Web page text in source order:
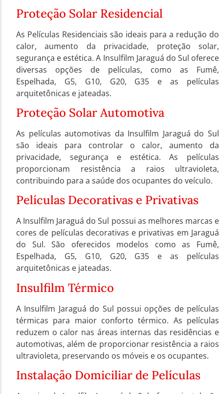
Proteção Solar Residencial
As Películas Residenciais são ideais para a redução do
calor, aumento da privacidade, proteção solar,
segurança e estética. A Insulfilm Jaraguá do Sul oferece
diversas opções de películas, como as Fumê,
Espelhada, G5, G10, G20, G35 e as películas
arquitetônicas e jateadas.
Proteção Solar Automotiva
As películas automotivas da Insulfilm Jaraguá do Sul
são ideais para controlar o calor, aumento da
privacidade, segurança e estética. As películas
proporcionam resistência a raios ultravioleta,
contribuindo para a saúde dos ocupantes do veículo.
Películas Decorativas e Privativas
A Insulfilm Jaraguá do Sul possui as melhores marcas e
cores de películas decorativas e privativas em Jaraguá
do Sul. São oferecidos modelos como as Fumê,
Espelhada, G5, G10, G20, G35 e as películas
arquitetônicas e jateadas.
Insulfilm Térmico
A Insulfilm Jaraguá do Sul possui opções de películas
térmicas para maior conforto térmico. As películas
reduzem o calor nas áreas internas das residências e
automotivas, além de proporcionar resistência a raios
ultravioleta, preservando os móveis e os ocupantes.
Instalação Domiciliar de Películas